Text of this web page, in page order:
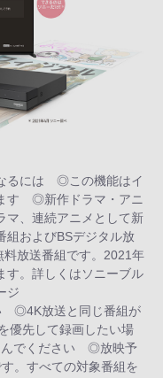
るには ◎この機能はイ
す ◎新作ドラマ・アニ
マ、連続アニメとして新
組およびBSデジタル放
放送番組です。2021年
す。詳しくはソニーブル
ジ
◎4K放送と同じ番組が
優先して録画したい場
んでください ◎放映予
。すべての対象番組を